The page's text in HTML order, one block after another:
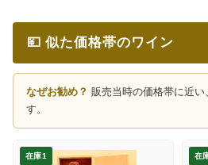
💴 似た価格帯のワイン
なぜお勧め？ 販売当時の価格帯に近
す。
在庫1 在